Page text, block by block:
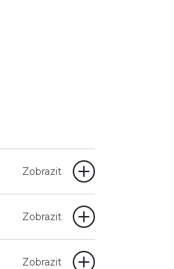
Zobrazit
Zobrazit
Zobrazit